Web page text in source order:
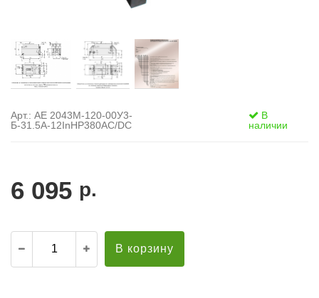
Арт.: АЕ 2043М-120-00У3-
Б-31.5А-12InНР380AC/DC
В
наличии
6 095 р.
В корзину